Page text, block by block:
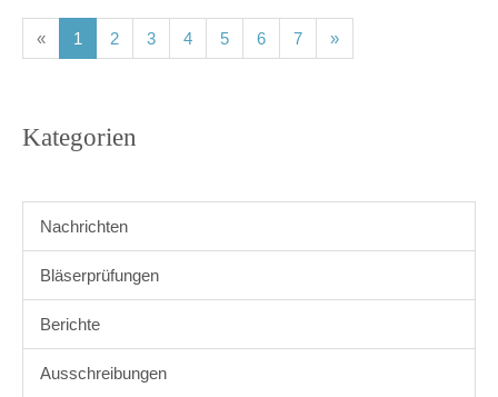
« 1 (current)
2(current)
3(current)
4(current)
5(current)
6(current)
7(current)
»
Kategorien
Nachrichten
Bläserprüfungen
Berichte
Ausschreibungen